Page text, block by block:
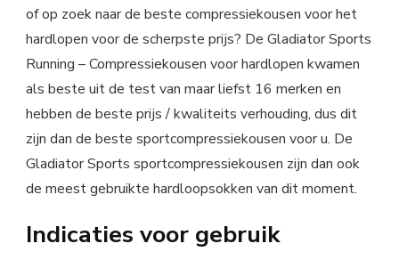
of op zoek naar de beste compressiekousen voor het
hardlopen voor de scherpste prijs? De Gladiator Sports
Running – Compressiekousen voor hardlopen kwamen
als beste uit de test van maar liefst 16 merken en
hebben de beste prijs / kwaliteits verhouding, dus dit
zijn dan de beste sportcompressiekousen voor u. De
Gladiator Sports sportcompressiekousen zijn dan ook
de meest gebruikte hardloopsokken van dit moment.
Indicaties voor gebruik